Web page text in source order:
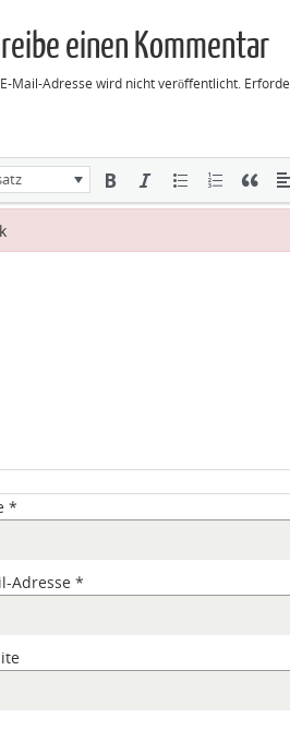
einen Kommentar
Mail-Adresse wird nicht veröffentlicht.
*
Adresse *